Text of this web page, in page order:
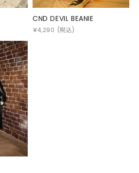
CND DEVIL BEANIE
￥4,290 (税込)